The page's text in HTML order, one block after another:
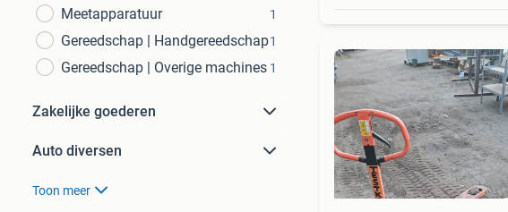
Meetapparatuur
1
Gereedschap | Handgereedschap1
Gereedschap | Overige machines 1
Zakelijke goederen
Auto diversen
Toon meer